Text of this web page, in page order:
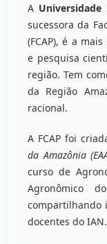
A Universidade
sucessora da
(FCAP), é a
e pesquisa
região. Tem
da Região
racional.
A FCAP foi
da Amazônia
curso de
Agronômico
compartilhando
docentes do IAN.